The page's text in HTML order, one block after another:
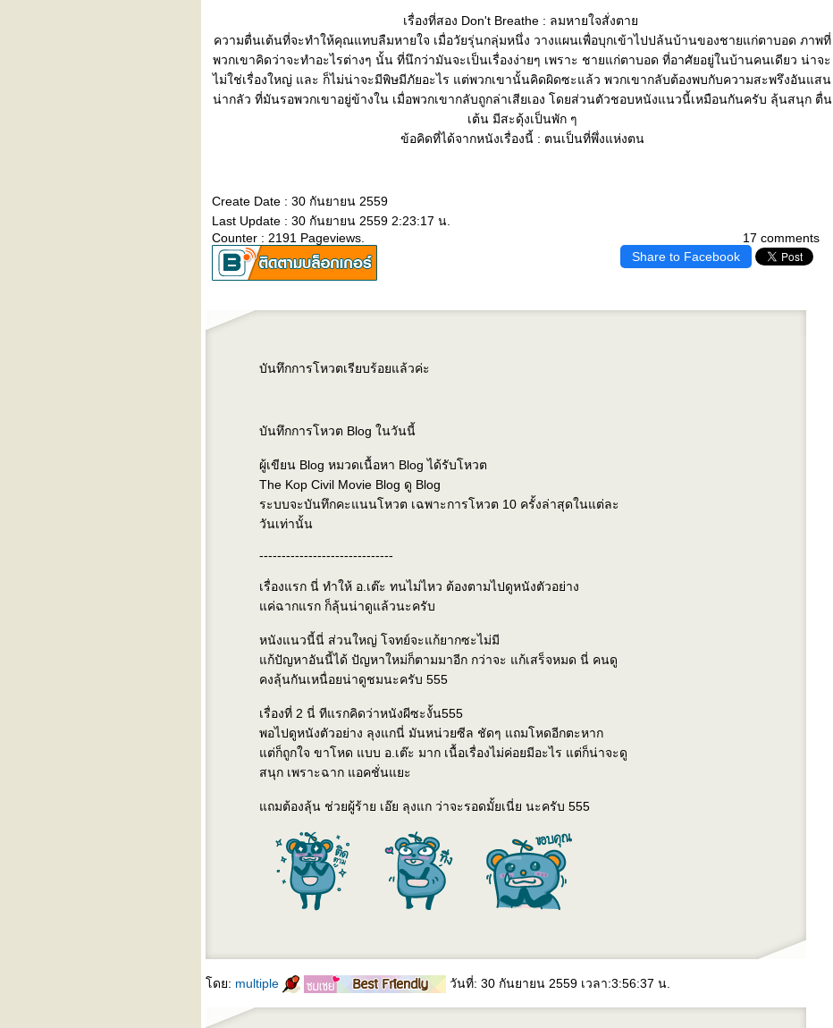
เรื่องที่สอง Don't Breathe : ลมหายใจสั่งตา
ความตื่นเต้นที่จะทำให้คุณแทบลืมหายใจ เมื่อวัยรุ่นกลุ่มหนึ่ง วางแผนเพื่อบุกเข้าไปปล้นบ้านของชายแก่ตาบอด ภาพที่
พวกเขาคิดว่าจะทำอะไรต่างๆ นั้น ที่นึกว่ามันจะเป็นเรื่องง่ายๆ เพราะ ชายแก่ตาบอด ที่อาศัยอยู่ในบ้านคนเดียว น่าจะ
ไม่ใช่เรื่องใหญ่ และ ก็ไม่น่าจะมีพิษมีภัยอะไร แต่พวกเขานั้นคิดผิดซะแล้ว พวกเขากลับต้องพบกับความสะพรึงอันแสน
น่ากลัว ที่มันรอพวกเขาอยู่ข้างใน เมื่อพวกเขากลับถูกล่าเสียเอง โดยส่วนตัวชอบหนังแนวนี้เหมือนกันครับ ลุ้นสนุก ตื่น
เต้น มีสะดุ้งเป็นพัก ๆ
ข้อคิดที่ได้จากหนังเรื่องนี้ : ตนเป็นที่พึ่งแห่งตน
Create Date : 30 กันยายน 2559
Last Update : 30 กันยายน 2559 2:23:17 น.
17 comments
Counter : 2191 Pageviews.
Share to Facebook
บันทึกการโหวตเรียบร้อยแล้วค่ะ
บันทึกการโหวต Blog ในวันนี้
ผู้เขียน Blog หมวดเนื้อหา Blog ได้รับโหวต
The Kop Civil Movie Blog ดู Blog
ระบบจะบันทึกคะแนนโหวต เฉพาะการโหวต 10 ครั้งล่าสุดในแต่ละ
วันเท่านั้น
------------------------------
เรื่องแรก นี่ ทำให้ อ.เต๊ะ ทนไม่ไหว ต้องตามไปดูหนังตัวอย่าง
ค่ฉากแรก ก็ลุ้นน่าดูแล้วนะครับ
หนังแนวนี้นี่ ส่วนใหญ่ โจทย์จะแก้ยากซะไม่มี
ก้ปัญหาอันนี้ได้ ปัญหาใหม่ก็ตามมาอีก กว่าจะ แก้เสร็จหมด นี่ คนดู
คงลุ้นกันเหนื่อยน่าดูชมนะครับ 555
เรื่องที่ 2 นี่ ทีแรกคิดว่าหนังผีซะงั้น555
พอไปดูหนังตัวอย่าง ลุงแกนี่ มันหน่วยซีล ชัดๆ แถมโหดอีกตะหาก
ต่ก็ถูกใจ ขาโหด แบบ อ.เต๊ะ มาก เนื้อเรื่องไม่ค่อยมีอะไร แต่ก็น่าจะดู
สนุก เพราะฉาก แอคชั่นแยะ
ถมต้องลุ้น ช่วยผู้ร้าย เอ๊ย ลุงแก ว่าจะรอดมั้ยเนี่ย นะครับ 555
ดย: multiple วันที่: 30 กันยายน 2559 เวลา:3:56:37 น.